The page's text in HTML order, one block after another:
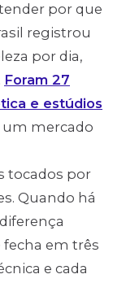
por que
registrou
por dia,
Foram 27
e estúdios
um mercado
tocados por
Quando há
fecha em três
e cada